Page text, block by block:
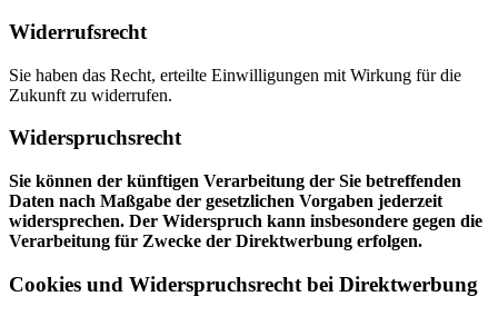
Widerrufsrecht
Sie haben das Recht, erteilte Einwilligungen mit Wirkung für die
Zukunft zu widerrufen.
Widerspruchsrecht
Sie können der künftigen Verarbeitung der Sie betreffenden
Daten nach Maßgabe der gesetzlichen Vorgaben jederzeit
widersprechen. Der Widerspruch kann insbesondere gegen die
Verarbeitung für Zwecke der Direktwerbung erfolgen.
Cookies und Widerspruchsrecht bei Direktwerbung